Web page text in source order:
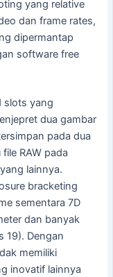
yang relative
dan frame rates,
dipermantap
software free
slots yang
dua gambar
pada dua
RAW pada
lainnya.
bracketing
sementara 7D
dan banyak
19). Dengan
memiliki
inovatif lainnya